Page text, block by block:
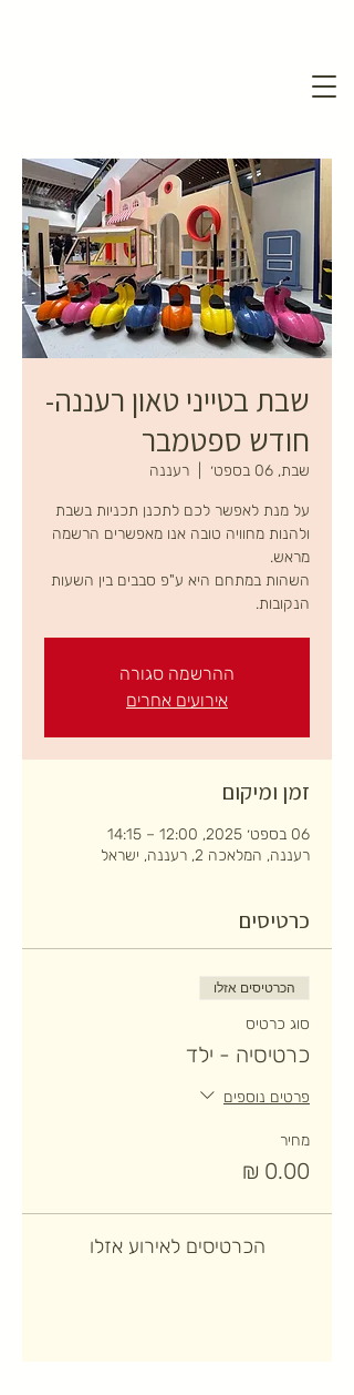
שבת בטייני טאון רעננה-
חודש ספטמבר
שבת, 06 בספט׳ רעננה
על מנת לאפשר לכם לתכנן תכניות בשבת
ולהנות מחוויה טובה אנו מאפשרים הרשמה
השהות במתחם היא ע"פ סבבים בין השעות
הנקובות.
ההרשמה סגורה
אירועים אחרים
זמן ומיקום
06 בספט׳ 2025, 12:00 – 14:15
רעננה, המלאכה 2, רעננה, ישראל
כרטיסים
הכרטיסים אזלו
סוג כרטיס
כרטיסיה - ילד
פרטים נוספים
מחיר
הכרטיסים לאירוע אזלו